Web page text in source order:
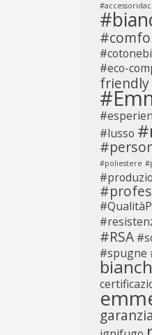
#eco-
friendly
#lusso
#poliestere
#RSA
#spugne
garanzia